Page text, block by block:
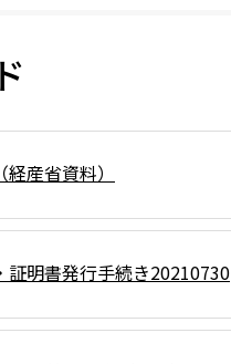
産省資料）
証明書発行手続き20210730